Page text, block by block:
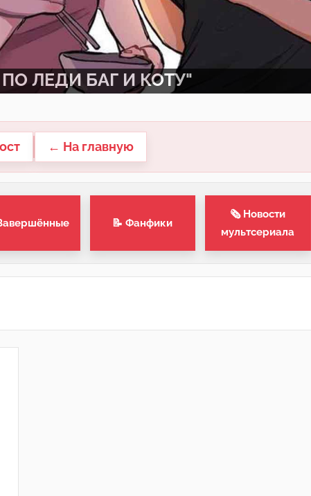
ЛЕДИ БАГ И КОТУ"
← На главную
📝 Фанфики
🗞 Новости
мультсериала